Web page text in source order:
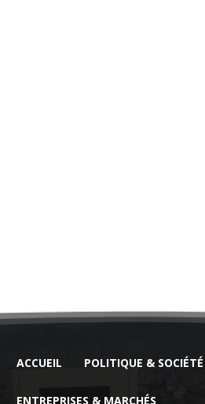
ACCUEIL POLITIQUE & SOCIÉTÉ
ENTREPRISES & MARCHÉS